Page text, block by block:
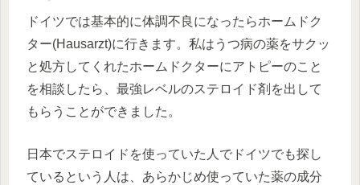
ドイツでは基本的に体調不良になったらホームドク
ター(Hausarzt)に行きます。私はうつ病の薬をサクッ
と処方してくれたホームドクターにアトピーのこと
を相談したら、最強レベルのステロイド剤を出して
もらうことができました。
日本でステロイドを使っていた人でドイツでも探し
ているという人は、あらかじめ使っていた薬の成分